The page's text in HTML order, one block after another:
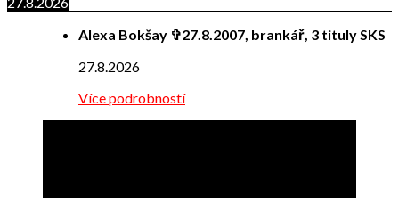
Alexa Bokšay ✞27.8.2007, brankář, 3 tituly SKS
27.8.2026
Více podrobností